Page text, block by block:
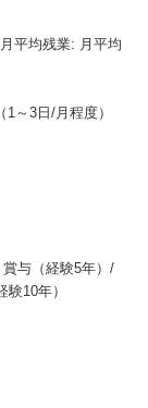
平均残業: 月平均
～3日/月程度）
与（経験5年）/
10年）